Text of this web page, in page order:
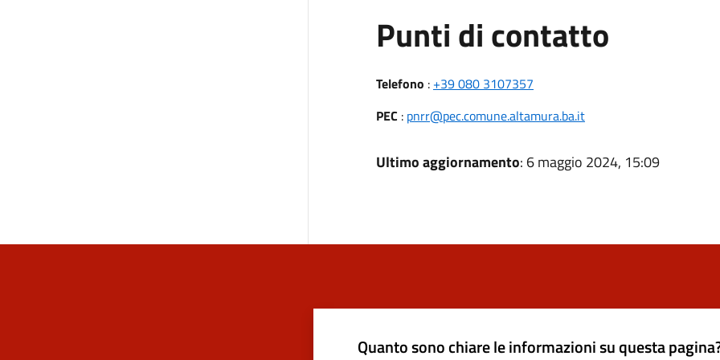
Punti di contatto
Telefono : +39 080 3107357
PEC : pnrr@pec.comune.altamura.ba.it
Ultimo aggiornamento: 6 maggio 2024, 15:09
Quanto sono chiare le informazioni su questa